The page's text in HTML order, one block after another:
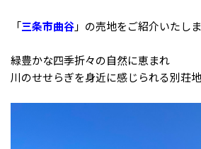
「三条市曲谷」の売地をご紹介いたし
緑豊かな四季折々の自然に恵まれ
川のせせらぎを身近に感じられる別荘